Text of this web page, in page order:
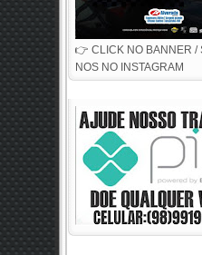
👉 CLICK NO BANNER /
NOS NO INSTAGRAM